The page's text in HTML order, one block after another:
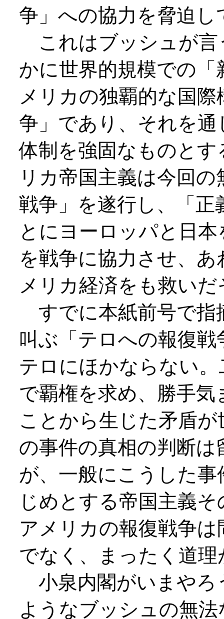
争」への協力を脅迫し
これはブッシュが言
かに世界的規模での
メリカの独覇的な国
争」であり、それを
体制を強固なものと
リカ帝国主義は今回
戦争」を遂行し、「
とにヨーロッパと日
を戦争に協力させ、
メリカ経済をも救い
すでに本紙前号で指
叫ぶ「テロへの報復
テロにほかならない
で覇権を求め、勝手
ことから生じた矛盾
の事件の真相の判断
が、一般にこうした
じめとする帝国主義
アメリカの報復戦争
でなく、まったく道
小泉内閣がいまやろ
ようなブッシュの無